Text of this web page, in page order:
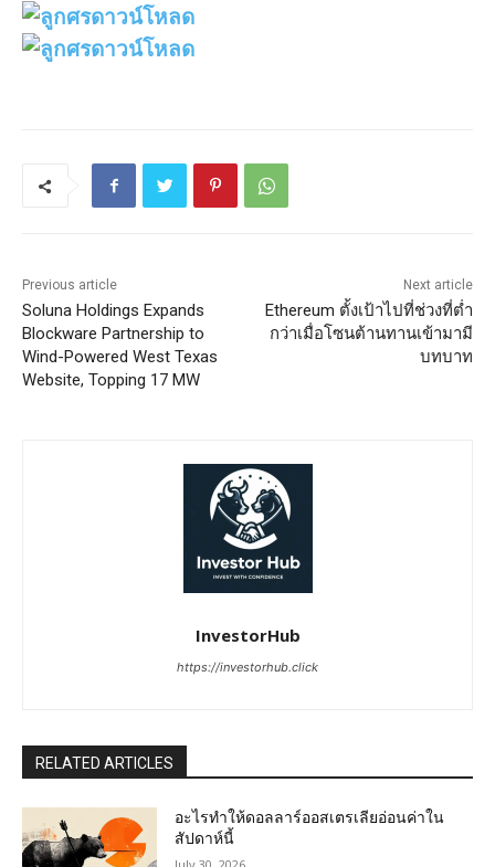
Previous article
Soluna Holdings Expands
Blockware Partnership to
Wind-Powered West Texas
Website, Topping 17 MW
Next article
Ethereum ตั้งเป้าไปที่ช่วงที่ต่ำ
กว่าเมื่อโซนต้านทานเข้ามามี
บทบาท
InvestorHub
https://investorhub.click
RELATED ARTICLES
อะไรทำให้ดอลลาร์ออสเตรเลียอ่อนค่าใน
สัปดาห์นี้